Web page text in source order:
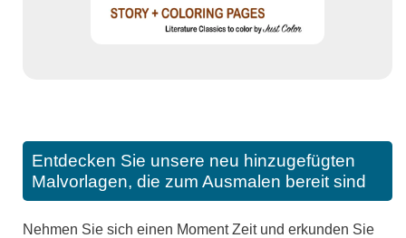
Entdecken Sie unsere neu hinzugefügten
Malvorlagen, die zum Ausmalen bereit sind
Nehmen Sie sich einen Moment Zeit und erkunden Sie